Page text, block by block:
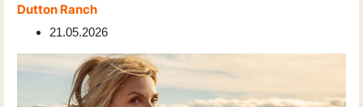
Dutton Ranch
21.05.2026